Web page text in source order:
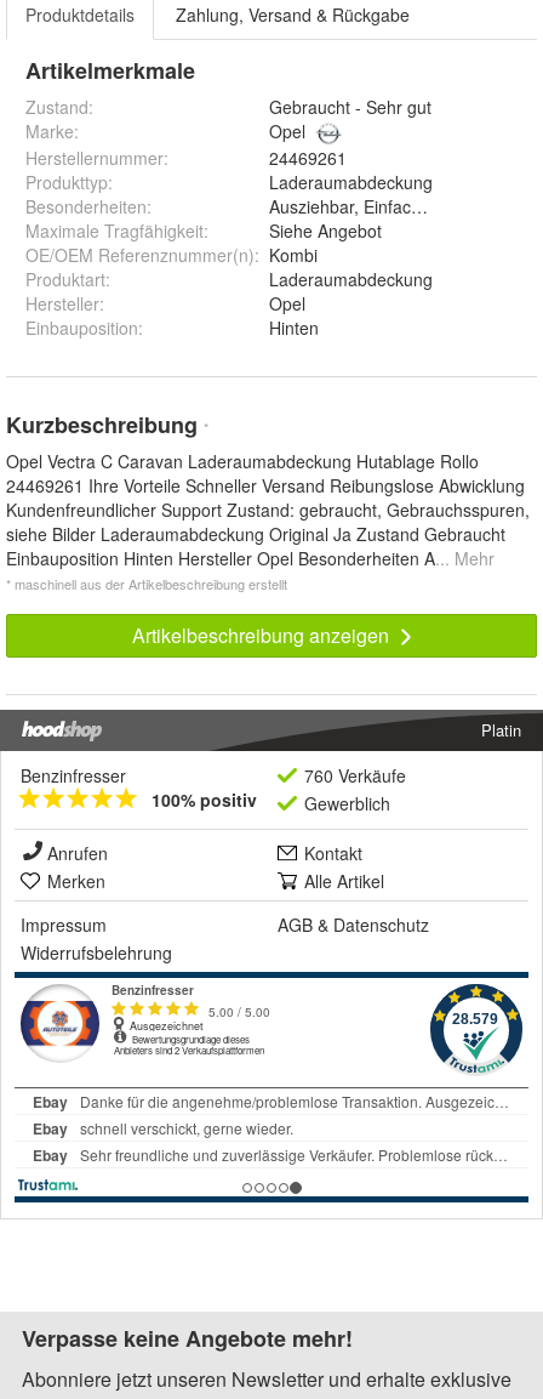
Produktdetails Zahlung, Versand & Rückgabe
Artikelmerkmale
Zustand:
Gebraucht - Sehr gut
Marke:
Opel
Herstellernummer:
24469261
Produkttyp:
Laderaumabdeckung
Besonderheiten:
Ausziehbar, Einfache Installation
Maximale Tragfähigkeit:
Siehe Angebot
OE/OEM Referenznummer(n): Kombi
Produktart:
Laderaumabdeckung
Hersteller:
Opel
Einbauposition: Hinten
Kurzbeschreibung *
Opel Vectra C Caravan Laderaumabdeckung Hutablage Rollo
24469261 Ihre Vorteile Schneller Versand Reibungslose Abwicklung
Kundenfreundlicher Support Zustand: gebraucht, Gebrauchsspuren,
siehe Bilder Laderaumabdeckung Original Ja Zustand Gebraucht
Einbauposition Hinten Hersteller Opel Besonderheiten A... Mehr
* maschinell aus der Artikelbeschreibung erstellt
Artikelbeschreibung anzeigen
Platin
Benzinfresser
100% positiv
760 Verkäufe
Gewerblich
Anrufen
Kontakt
Merken
Alle Artikel
Impressum
AGB & Datenschutz
Widerrufsbelehrung
Verpasse keine Angebote mehr!
Abonniere jetzt unseren Newsletter und erhalte exklusive